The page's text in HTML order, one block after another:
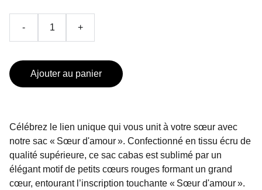
- +
Ajouter au panier
Célébrez le lien unique qui vous unit à votre sœur avec
notre sac « Sœur d'amour ». Confectionné en tissu écru de
qualité supérieure, ce sac cabas est sublimé par un
élégant motif de petits cœurs rouges formant un grand
cœur, entourant l’inscription touchante « Sœur d'amour ».